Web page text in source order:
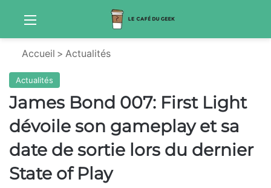
Menu
Accueil > Actualités
Actualités
James Bond 007: First Light
dévoile son gameplay et sa
date de sortie lors du dernier
State of Play